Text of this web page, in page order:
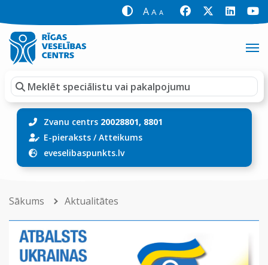
A A A
Zvanu centrs 20028801, 8801
E-pieraksts/Atteikums
eveselibaspunkts.lv
Sākums Aktualitātes